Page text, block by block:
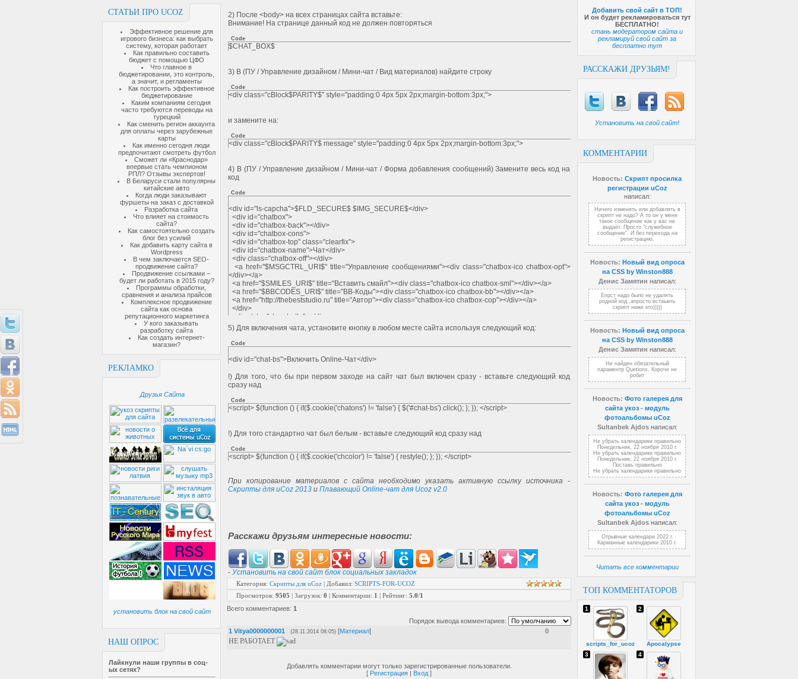
СТАТЬИ ПРО UCOZ
Эффективное решение для
игрового бизнеса: как выбрать
систему, которая работает
Как правильно составить
бюджет с помощью ЦФО
Что главное в
бюджетировании, это контроль,
а значит, и регламенты
Как построить эффективное
бюджетирование
Каким компаниям сегодня
часто требуются переводы на
турецкий
Как сменить регион аккаунта
для оплаты через зарубежные
карты
Как именно сегодня люди
предпочитают смотреть футбол
Сможет ли «Краснодар»
впервые стать чемпионом
РПЛ? Отзывы экспертов!
В Беларуси стали популярны
китайские авто
Когда люди заказывают
фуршеты на заказ с доставкой
Разработка сайта
Что влияет на стоимость
сайта?
Как самостоятельно создать
блог без усилий
Как добавить карту сайта в
Wordpress
В чем заключается SEO-
продвижение сайта?
Продвижение ссылками –
будет ли работать в 2015 году?
Программы обработки,
сравнения и анализа прайсов
Комплексное продвижение
сайта как основа
репутационного маркетинга
У кого заказывать
разработку сайта
Как создать интернет-
магазин?
РЕКЛАМКО
Друзья Сайта
установить блок на свой сайт
НАШ ОПРОС
Лайкнули наши группы в соц-
ых сетях?
Добавить свой сайт в ТОП!
И он будет рекламироваться тут
БЕСПЛАТНО!
стань модератором сайта и
рекламируй свой сайт за
бесплатно тут
РАССКАЖИ ДРУЗЬЯМ!
Установить на свой сайт!
КОММЕНТАРИИ
Новость: Скрипт просилка
регистрации uCoz
написал:
Ничего изменять или добавлять в
скрипт не надо? А то он у меня
такое сообщение как у вас не
выдаёт. Просто "служебное
сообщение". И без перехода на
регистрацию.
Новость: Новый вид опроса
на CSS by Winston888
Денис Замятин написал:
Епрст надо было не удалять
родной код ,апросто встаыить
скрипт ниже его)))))
Новость: Новый вид опроса
на CSS by Winston888
Денис Замятин написал:
Не найден обязательный
параментр Quetions. Короче не
робит
Новость: Фото галерея для
сайта укоз - модуль
фотоальбомы uCoz
Sultanbek Ajdosнаписал:
Не убрать календарики правильно
Понедельник, 22 ноября 2010 г.
Не убрать календарики правильно
Понедельник, 22 ноября 2010 г.
Поставь правильно
Не убрать календарики правильно
Новость: Фото галерея для
сайта укоз - модуль
фотоальбомы uCoz
Sultanbek Ajdosнаписал:
Отрывные календари 2022 г.
Карманные календарики 2010 г.
Читать все комментарии
ТОП КОММЕНТАТОРОВ
scripts_for_ucoz
1
Apocalypse
2
3 4
2) После <body> на всех страницах сайта вставьте:
Внимание! На странице данный код не должен повторяться
Code
$CHAT_BOX$
3) В (ПУ / Управление дизайном / Мини-чат / Вид материалов) найдите строку
Code
<div class="cBlock$PARITY$" style="padding:0 4px 5px 2px;margin-bottom:3px;">
и замените на:
Code
<div class="cBlock$PARITY$ message" style="padding:0 4px 5px 2px;margin-bottom:3px;">
4) В (ПУ / Управление дизайном / Мини-чат / Форма добавления сообщений) Замените весь код на
код
Code
<div id="ls-capcha">$FLD_SECURE$ $IMG_SECURE$</div>
<div id="chatbox">
<div id="chatbox-back"></div>
<div id="chatbox-cons">
<div id="chatbox-top" class="clearfix">
<div id="chatbox-name">Чат</div>
<div class="chatbox-off"></div>
<a href="$MSGCTRL_URI$" title="Управление сообщениями"><div class="chatbox-ico chatbox-opt">
</div></a>
<a href="$SMILES_URI$" title="Вставить смайл"><div class="chatbox-ico chatbox-sml"></div></a>
<a href="$BBCODES_URI$" title="BB-Коды"><div class="chatbox-ico chatbox-bb"></div></a>
<a href="http://thebeststudio.ru" title="Автор"><div class="chatbox-ico chatbox-cop"></div></a>
</div>
<div style="clear:both;"></div>
<div id="chatbox-main">
<div id="chatbox-body">
<div id="ls-ok"></div>
</div>
<div id="MCaddFrms">
<textarea name="mcmessage" class="mchat chatbox-reply" id="mchatMsgF" title="Сообщение"
<textarea disabled="disabled" class="chatbox-reply">Добавление запрещено</textarea>
<img style="display:none " id="mchatAjax">
<div style="clear:both;"></div>
<div class="chatbox-color2"></div>
<div class="chatbox-resize">
<div class="chatbox-resize-3 chatbox-opa3"></div>
</div>
5) Для включения чата, установите кнопку в любом месте сайта используя следующий код:
Code
<div id="chat-bs">Включить Online-Чат</div>
!) Для того, что бы при первом заходе на сайт чат был включен сразу - вставьте следующий код
сразу над
Code
<script> $(function () { if($.cookie('chatons') != 'false') { $('#chat-bs').click(); }; }); </script>
!) Для того стандартно чат был белым - вставьте следующий код сразу над
Code
<script> $(function () { if($.cookie('chcolor') != 'false') { restyle(); }; }); </script>
При копирование материалов с сайта необходимо указать активную ссылку источника -
Скрипты для uCoz 2013 и Плавающий Online-чат для Ucoz v2.0
Расскажи друзьям интересные новости:
- Установить на свой сайт блок социальных закладок
Категория: Скрипты для uCoz | Добавил: SCRIPTS-FOR-UCOZ
Просмотров: 9505 | Загрузок: 0 | Комментарии: 1 | Рейтинг: 5.0/1
Всего комментариев: 1
Порядок вывода комментариев:
0
1 Vitya0000000001 (28.11.2014 08:05) [Материал]
НЕ РАБОТАЕТ
Добавлять комментарии могут только зарегистрированные пользователи.
[ Регистрация | Вход ]